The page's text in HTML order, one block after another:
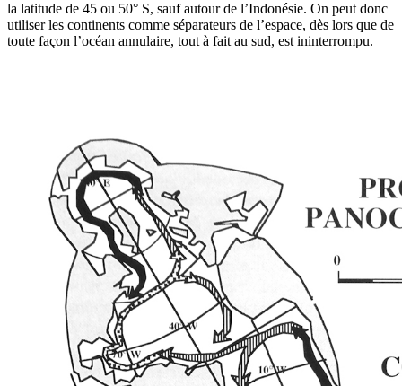
la latitude de 45 ou 50° S, sauf autour de l’Indonésie. On peut donc
utiliser les continents comme séparateurs de l’espace, dès lors que de
toute façon l’océan annulaire, tout à fait au sud, est ininterrompu.